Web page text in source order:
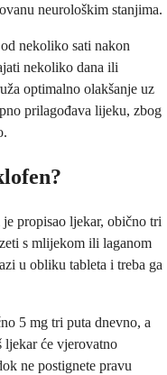
neurološkim stanjima.
nekoliko sati nakon
nekoliko dana ili
optimalno olakšanje uz
prilagođava lijeku, zbog
propisao ljekar, obično tri
s mlijekom ili laganom
u obliku tableta i treba ga
5 mg tri puta dnevno, a
ljekar će vjerovatno
ne postignete pravu